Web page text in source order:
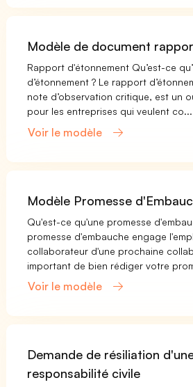
Modèle de document
Rapport d'étonnement Qu’est-ce
d’étonnement ? Le rapport
note d’observation critique, est un
pour les entreprises qui veulent co...
Voir le modèle
Modèle Promesse
Qu'est-ce qu'une promesse
promesse d'embauche engage
collaborateur d'une prochaine
important de bien rédiger votre
Voir le modèle
Demande de résiliation
responsabilité civile